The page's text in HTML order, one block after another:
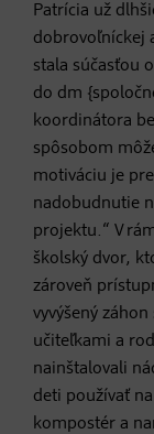
Patrícia už
dobrovoľníckej
stala súčasťou
do dm
koordinátora
spôsobom
motiváciu je
nadobudnutie
projektu.“ V
školský dvor,
zároveň
vyvýšený
učiteľkami a
nainštalovali
deti používať
kompostér a